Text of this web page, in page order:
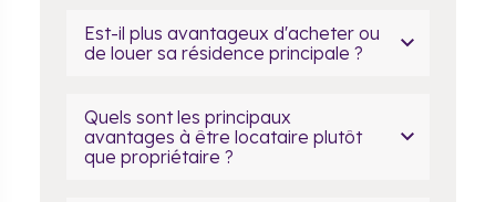
Est-il plus avantageux d'acheter ou
de louer sa résidence principale ?
Quels sont les principaux
avantages à être locataire plutôt
que propriétaire ?